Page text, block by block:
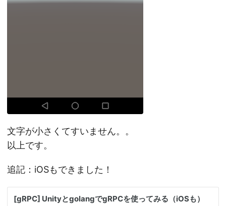
文字が小さくてすいません。。
以上です。
追記：iOSもできました！